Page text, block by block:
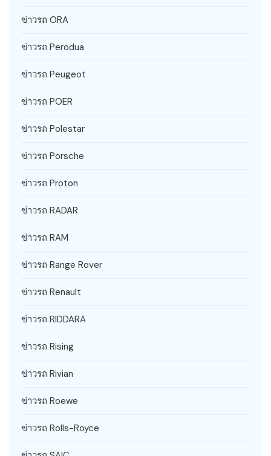
ข่าวรถ ORA
ข่าวรถ Perodua
ข่าวรถ Peugeot
ข่าวรถ POER
ข่าวรถ Polestar
ข่าวรถ Porsche
ข่าวรถ Proton
ข่าวรถ RADAR
ข่าวรถ RAM
ข่าวรถ Range Rover
ข่าวรถ Renault
ข่าวรถ RIDDARA
ข่าวรถ Rising
ข่าวรถ Rivian
ข่าวรถ Roewe
ข่าวรถ Rolls-Royce